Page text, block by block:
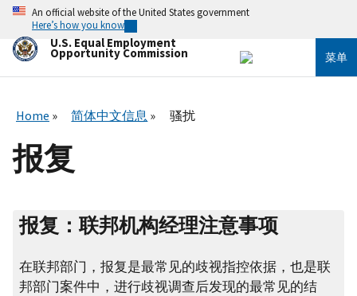
内
An official website of the United States government
Here’s how you know
U.S. Equal Employment
Opportunity Commission 菜单
Home 简体中文信息 骚扰
报复
报复：联邦机构经理注意事项
在联邦部门，报复是最常见的歧视指控依据，也是联
邦部门案件中，进行歧视调查后发现的最常见的结